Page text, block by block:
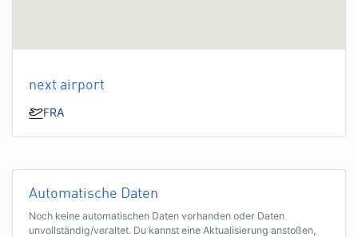
next airport
FRA
Automatische Daten
Noch keine automatischen Daten vorhanden oder Daten
unvollständig/veraltet. Du kannst eine Aktualisierung anstoßen,